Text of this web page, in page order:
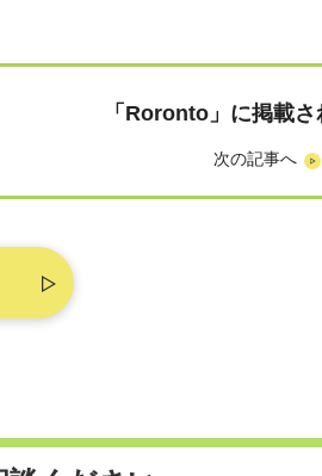
「Roronto」に掲載